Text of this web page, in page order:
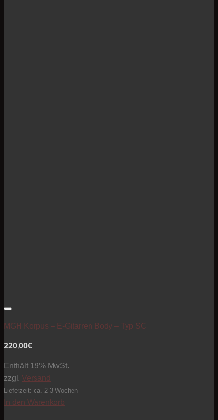
MGH Korpus – E-Gitarren Body – Typ SC
220,00€
Enthält 19% MwSt.
zzgl. Versand
Lieferzeit: ca. 2-3 Wochen
In den Warenkorb